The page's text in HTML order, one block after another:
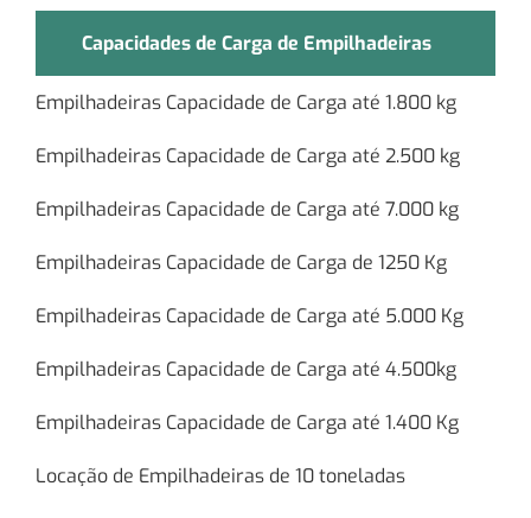
Capacidades de Carga de Empilhadeiras
Empilhadeiras Capacidade de Carga até 1.800 kg
Empilhadeiras Capacidade de Carga até 2.500 kg
Empilhadeiras Capacidade de Carga até 7.000 kg
Empilhadeiras Capacidade de Carga de 1250 Kg
Empilhadeiras Capacidade de Carga até 5.000 Kg
Empilhadeiras Capacidade de Carga até 4.500kg
Empilhadeiras Capacidade de Carga até 1.400 Kg
Locação de Empilhadeiras de 10 toneladas